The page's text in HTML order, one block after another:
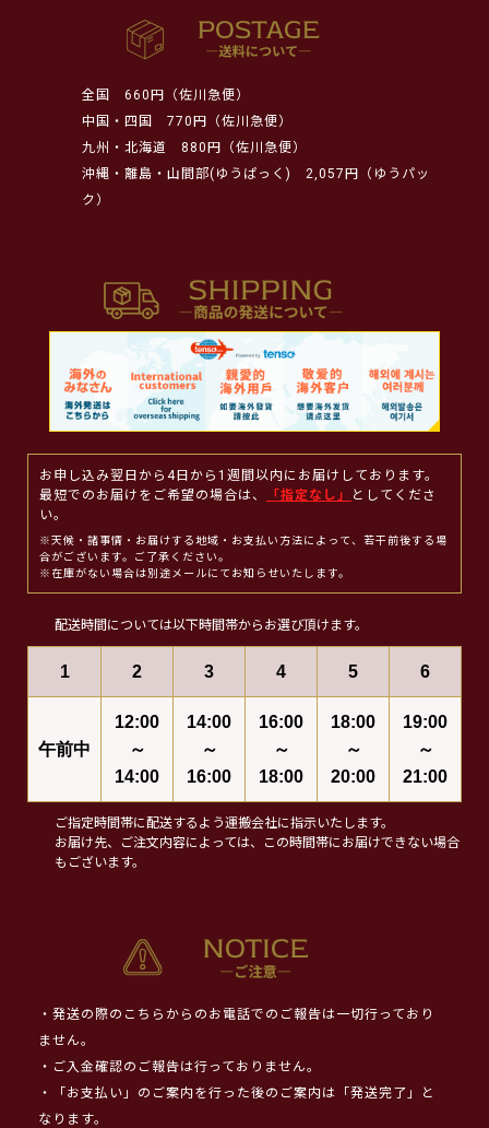
全国
660円（佐川急便）
中国・四国
770円（佐川急便）
九州・北海道
880円（佐川急便）
沖縄・離島・山間部(ゆうぱっく)
2,057円（ゆうパッ
ク）
お申し込み翌日から4日から1週間以内にお届けしております。
最短でのお届けをご希望の場合は、
「指定なし」
としてくださ
い。
※天候・諸事情・お届けする地域・お支払い方法によって、若干前後する場
合がございます。ご了承ください。
※在庫がない場合は別途メールにてお知らせいたします。
配送時間については以下時間帯からお選び頂けます。
1 2 3 4 5 6
午前中
12:00
～
14:00
14:00
～
16:00
16:00
～
18:00
18:00
～
20:00
19:00
～
21:00
ご指定時間帯に配送するよう運搬会社に指示いたします。
お届け先、ご注文内容によっては、この時間帯にお届けできない場合
もございます。
・発送の際のこちらからのお電話でのご報告は一切行っており
ません。
・ご入金確認のご報告は行っておりません。
・「お支払い」のご案内を行った後のご案内は「発送完了」と
なります。